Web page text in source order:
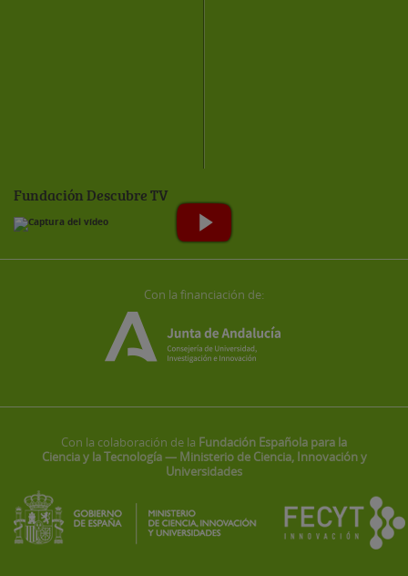
Fundación Descubre TV
Con la financiación de:
Con la colaboración de la Fundación Española para la
Ciencia y la Tecnología — Ministerio de Ciencia, Innovación y
Universidades